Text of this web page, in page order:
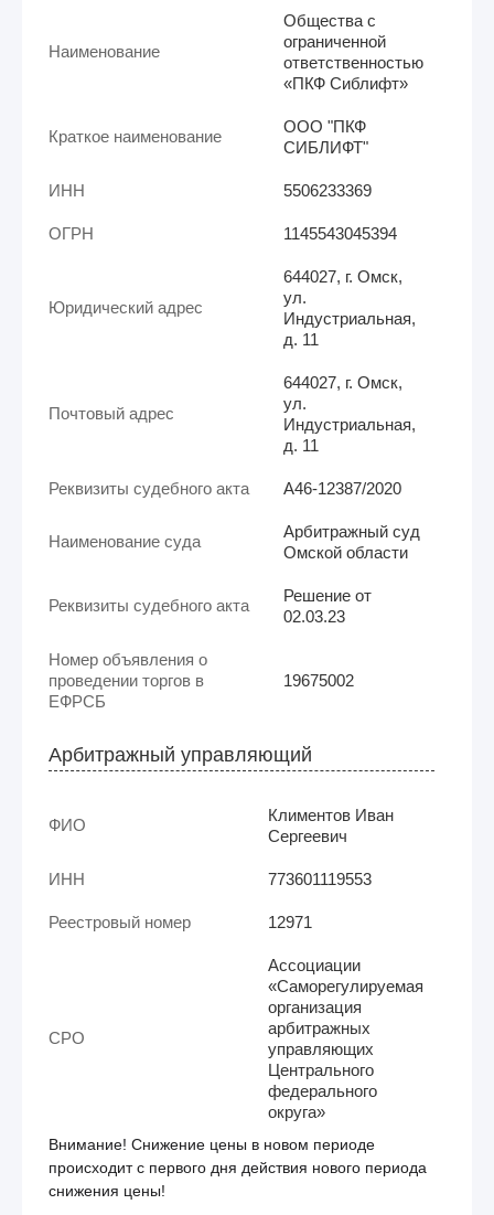
Наименование
Общества с
ограниченной
ответственностью
«ПКФ Сиблифт»
Краткое наименование
ООО "ПКФ
СИБЛИФТ"
ИНН 5506233369
ОГРН 1145543045394
Юридический адрес
644027, г. Омск,
ул.
Индустриальная,
д. 11
Почтовый адрес
644027, г. Омск,
ул.
Индустриальная,
д. 11
Реквизиты судебного акта А46-12387/2020
Наименование суда
Арбитражный суд
Омской области
Реквизиты судебного акта
Решение от
02.03.23
Номер объявления о
проведении торгов в
ЕФРСБ
19675002
Арбитражный управляющий
ФИО
Климентов Иван
Сергеевич
ИНН 773601119553
Реестровый номер 12971
СРО
Ассоциации
«Саморегулируемая
организация
арбитражных
управляющих
Центрального
федерального
округа»
Внимание! Снижение цены в новом периоде
происходит с первого дня действия нового периода
снижения цены!